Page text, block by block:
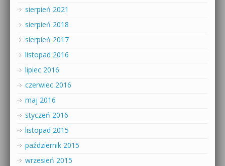
sierpień 2021
sierpień 2018
sierpień 2017
listopad 2016
lipiec 2016
czerwiec 2016
maj 2016
styczeń 2016
listopad 2015
październik 2015
wrzesień 2015